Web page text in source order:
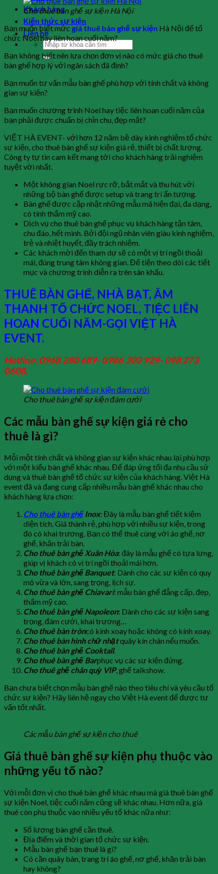
Khách hàng
Kiến thức sự kiện
Liên hệ
Cho thuê bàn ghế sự kiện Hà Nội
Bạn muốn biết mứcgiá thuê bàn ghế sự kiện Hà Nội để tổ
chức Noel hay liên hoan cuối năm?
Bạn không biết nên lựa chọn đơn vị nào có mức giá cho thuê
bàn ghế hợp lý với ngân sách đã định?
Bạn muốn tư vấn mẫu bàn ghế phù hợp với tính chất và không
gian sự kiện?
Bạn muốn chương trình Noel hay tiệc liên hoan cuối năm của
bạn phải được chuẩn bị chỉn chu, đẹp mắt?
VIỆT HÀ EVENT- với hơn 12 năm bề dày kinh nghiệm tổ chức
sự kiện, cho thuê bàn ghế sự kiện giá rẻ, thiết bị chất lượng.
Công ty tự tin cam kết mang tới cho khách hàng trải nghiệm
tuyệt vời nhất.
Một không gian Noel rực rỡ, bắt mắt và thu hút với
những bộ bàn ghế được setup và trang trí ấn tượng.
Bàn ghế được cập nhật những mẫu mã hiện đại, đa dạng,
có tính thẩm mỹ cao.
Dịch vụ cho thuê bàn ghế phục vụ khách hàng tận tâm,
chu đáo, hết mình. Bởi đội ngũ nhân viên giàu kinh nghiệm,
trẻ và nhiệt huyết, đầy trách nhiệm.
Các khách mời đến tham dự sẽ có một vị trí ngồi thoải
mái, đúng trung tâm không gian. Để tiện theo dõi các tiết
mục và chương trình diễn ra trên sân khấu.
THUÊ BÀN GHẾ, NHÀ BẠT, ÂM
THANH TỔ CHỨC NOEL, TIỆC LIÊN
HOAN CUỐI NĂM-GỌI VIỆT HÀ
EVENT.
Hotline: 0968 280 689- 0986 300 929- 098 273
0608.
Cho thuê bàn ghế sự kiện đám cưới
Các mẫu bàn ghế sự kiện giá rẻ cho
thuê là gì?
Mỗi một tính chất và không gian sự kiện khác nhau lại phù hợp
với một kiểu bàn ghế khác nhau. Để đáp ứng tối đa nhu cầu sử
dụng và thuê bàn ghế tổ chức sự kiện của khách hàng. Việt Hà
event đã và đang cung cấp nhiều mẫu bàn ghế khác nhau cho
khách hàng lựa chọn:
Cho thuê bàn ghếInox: Đây là mẫu bàn ghế tiết kiệm
diện tích. Giá thành rẻ, phù hợp với nhiều sự kiện, trong
đó có khai trương. Bạn có thể thuê cùng với áo ghế, nơ
ghế, khăn trải bàn.
Cho thuê bàn ghế Xuân Hòa: đây là mẫu ghế có tựa lưng,
giúp vị khách có vị trí ngồi thoải mái hơn.
Cho thuê bàn ghế Banquet: Dành cho các sự kiện có quy
mô vừa và lớn, sang trọng, lịch sự.
Cho thuê bàn ghế Chiavari: mẫu bàn ghế đẳng cấp, đẹp,
thẩm mỹ cao.
Cho thuê bàn ghế Napoleon: Dành cho các sự kiện sang
trọng, đám cưới, khai trương…
Cho thuê bàn tròncó kính xoay hoặc không có kính xoay.
Cho thuê bàn hình chữ nhậtquây kín chân nếu muốn.
Cho thuê bàn ghế Cooktail.
Cho thuê bàn ghế Barphục vụ các sự kiện đứng.
Cho thuê ghế chân quỳ VIP, ghế talkshow.
Bạn chưa biết chọn mẫu bàn ghế nào theo tiêu chí và yêu cầu tổ
chức sự kiện? Hãy liên hệ ngay cho Việt Hà event để được tư
vấn tốt nhất.
Các mẫu bàn ghế sự kiện cho thuê
Giá thuê bàn ghế sự kiện phụ thuộc vào
những yếu tố nào?
Với mỗi đơn vị cho thuê bàn ghế khác nhau mà giá thuê bàn ghế
sự kiện Noel, tiệc cuối năm cũng sẽ khác nhau. Hơn nữa, giá
thuê còn phụ thuộc vào nhiều yếu tố khác nữa như:
Số lượng bàn ghế cần thuê.
Địa điểm và thời gian tổ chức sự kiện.
Mẫu bàn ghế bạn thuê là gì?
Có cần quây bàn, trang trí áo ghế, nơ ghế, khăn trải bàn
hay không?